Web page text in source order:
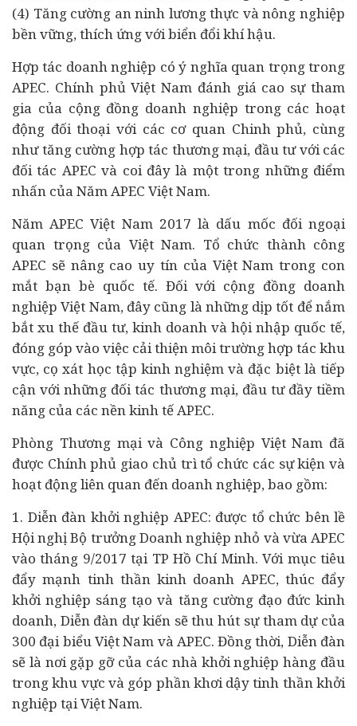
(4) Tăng cường an ninh lương thực và nông nghiệp
bền vững, thích ứng với biển đổi khí hậu.
Hợp tác doanh nghiệp có ý nghĩa quan trọng trong
APEC. Chính phủ Việt Nam đánh giá cao sự tham
gia của cộng đồng doanh nghiệp trong các hoạt
động đối thoại với các cơ quan Chinh phủ, cùng
như tăng cường hợp tác thương mại, đầu tưvới các
đối tác APEC và coi đây là một trong những điểm
nhấn của Năm APEC Việt Nam.
Năm APEC Việt Nam 2017 là dấu mốc đối ngoại
quan trọng của Việt Nam. Tổ chức thành công
APEC sẽ nâng cao uy tín của Việt Nam trong con
mắt bạn bè quốc tế. Đối với cộng đồng doanh
nghiệp Việt Nam, đây cũng là những dịp tốt để nắm
bắt xu thế đầu tư, kinh doanh và hội nhập quốc tế,
đóng góp vào việc cải thiện môi trường hợp tác khu
vực, cọ xát học tập kinh nghiệm và đặc biệt là tiếp
cận với những đối tác thương mại, đầu tư đầy tiềm
năng của các nền kinh tế APEC.
Phòng Thương mại và Công nghiệp Việt Nam đã
được Chính phủ giao chủ trì tổ chức các sự kiện và
hoạt động liên quan đến doanh nghiệp, bao gồm:
1. Diễn đàn khởi nghiệp APEC: được tổ chức bên lề
Hội nghị Bộ trưởng Doanh nghiệp nhỏ và vừa APEC
vào tháng 9/2017 tại TP Hồ Chí Minh. Với mục tiêu
đẩy mạnh tinh thần kinh doanh APEC, thúc đẩy
khởi nghiệp sáng tạo và tăng cường đạo đức kinh
doanh, Diễn đàn dự kiến sẽ thu hút sự tham dự của
300 đại biểu Việt Nam và APEC. Đồng thời, Diễn đàn
sẽ là nơi gặp gỡ của các nhà khởi nghiệp hàng đầu
trong khu vực và góp phần khơi dậy tinh thần khởi
nghiệp tại Việt Nam.